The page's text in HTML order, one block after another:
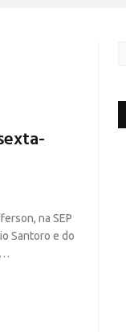
na SEP
Santoro e do